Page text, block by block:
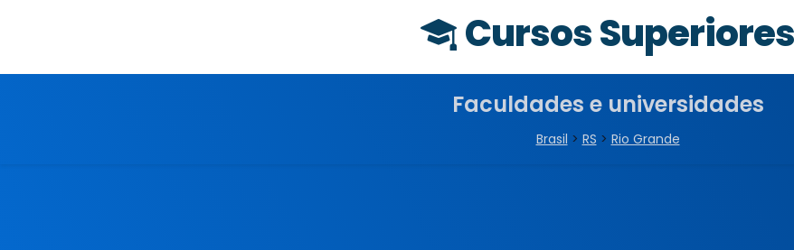
Cursos Superiores
Faculdades e universidades
Brasil > RS > Rio Grande